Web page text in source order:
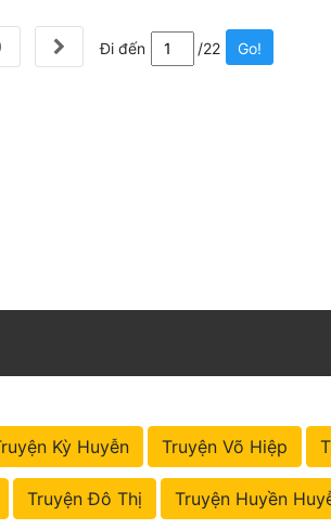
Đi đến /22 Go!
Kỳ Huyễn Truyện Võ Hiệp
Truyện Đô Thị Truyện Huyền